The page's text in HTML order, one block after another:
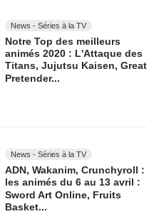
News - Séries à la TV
Notre Top des meilleurs
animés 2020 : L'Attaque des
Titans, Jujutsu Kaisen, Great
Pretender...
News - Séries à la TV
ADN, Wakanim, Crunchyroll :
les animés du 6 au 13 avril :
Sword Art Online, Fruits
Basket...